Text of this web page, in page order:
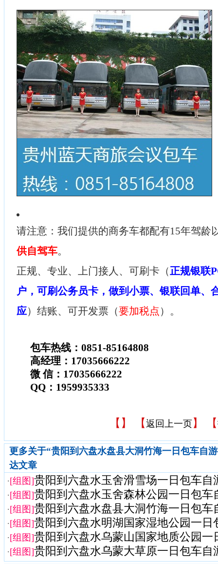
请注意：我们提供的商务车都配有15年驾龄
供自驾车。
正规、专业、上门接人、可刷卡（正规银联
户，可刷公务员卡，做到小票、银联回单、
应）结账、可开发票（要加税点 ）。
包车热线：0851-85164808
高经理：17035666222
微 信：17035666222
QQ：1959935333
【 】 【返回上一页】 【
更多关于“贵阳到六盘水盘县大洞竹海一日包车自
达文章
·[组图]贵阳到六盘水玉舍滑雪场一日包车自
·[组图]贵阳到六盘水玉舍森林公园一日包车
·[组图]贵阳到六盘水盘县大洞竹海一日包车
·[组图]贵阳到六盘水明湖国家湿地公园一日
·[组图]贵阳到六盘水乌蒙山国家地质公园一
·[组图]贵阳到六盘水乌蒙大草原一日包车自